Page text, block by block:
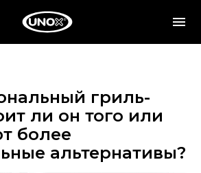
гриль-
ли он того или
более
альтернативы?